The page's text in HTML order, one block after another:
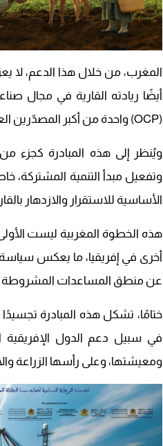
المغرب، من خلال هذا الدعم، لا
أيضًا ريادته القارية في مجال
(OCP) واحدة من أكبر المصدّرين العالميين لهذه المادة الحيوية.
ويُنظر إلى هذه المبادرة كجزء من
وتفعيل مبدأ التنمية المشتركة،
الأساسية للاستقرار والازدهار
هذه الخطوة المغربية ليست
أخرى في إفريقيا، ما يعكس سياسة
عن منطق المساعدات المشروطة
ختامًا، تشكل هذه المبادرة تجسيدًا
في سبيل دعم الدول الإفريقية
ومعيشتها، وعلى رأسها الزراعة